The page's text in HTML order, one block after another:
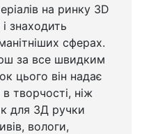
на ринку 3D
знаходить
сферах.
за все швидким
цього він надає
творчості, ніж
для 3Д ручки
вологи,